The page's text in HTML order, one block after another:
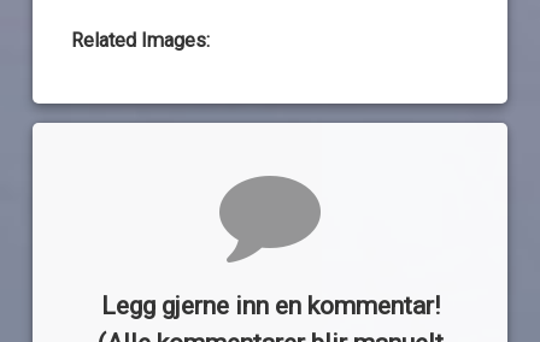
Related Images:
Legg gjerne inn en kommentar!